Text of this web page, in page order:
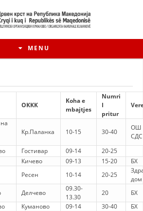
MENU
HISTORIA E LËVIZJES
E KRYQIT TË KUQ
ОKKK
Koha e
mbajtjes
Numri
I
pritur
Кр.Паланка 10-15 30-40
ОШ
Гостивар 09-14
20-25
Кичево 09-13 15-20
БХ
Ресен 10-14 20-25
дом
Делчево
09.30-
13.30
20
БХ
Куманово 09-14 30-40
БХ